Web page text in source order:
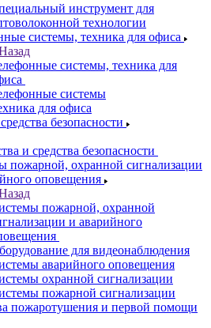
инструмент для
технологии
системы, техника для офиса
системы, техника для
системы
для офиса
безопасности
и средства безопасности
пожарной, охранной сигнализации
оповещения
пожарной, охранной
и аварийного
для видеонаблюдения
аварийного оповещения
охранной сигнализации
пожарной сигнализации
пожаротушения и первой помощи